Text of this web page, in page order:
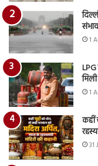
1
1
कहीं
31